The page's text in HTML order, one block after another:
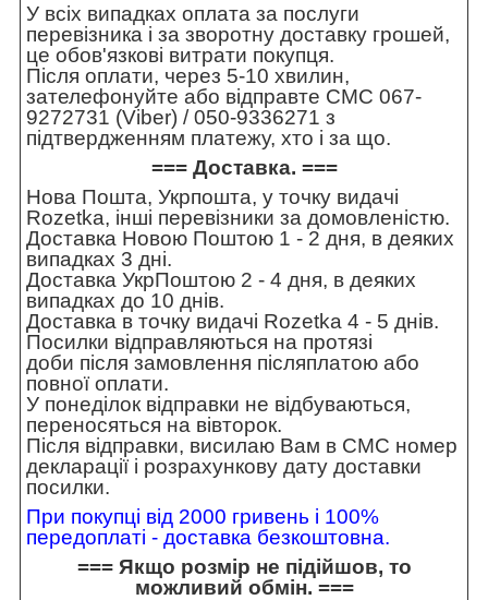
У всіх випадках оплата за послуги
перевізника і за зворотну доставку грошей,
це обов'язкові витрати покупця.
Після оплати, через 5-10 хвилин,
зателефонуйте або відправте СМС 067-
9272731 (Viber) / 050-9336271 з
підтвердженням платежу, хто і за що.
=== Доставка. ===
Нова Пошта, Укрпошта, у точку видачі
Rozetka, інші перевізники за домовленістю.
Доставка Новою Поштою 1 - 2 дня, в деяких
випадках 3 дні.
Доставка УкрПоштою 2 - 4 дня, в деяких
випадках до 10 днів.
Доставка в точку видачі Rozetka 4 - 5 днів.
Посилки відправляються на протязі
доби після замовлення післяплатою або
повної оплати.
У понеділок відправки не відбуваються,
переносяться на вівторок.
Після відправки, висилаю Вам в СМС номер
декларації і розрахункову дату доставки
посилки.
При покупці від 2000 гривень і 100%
передоплаті - доставка безкоштовна.
=== Якщо розмір не підійшов, то
можливий обмін. ===